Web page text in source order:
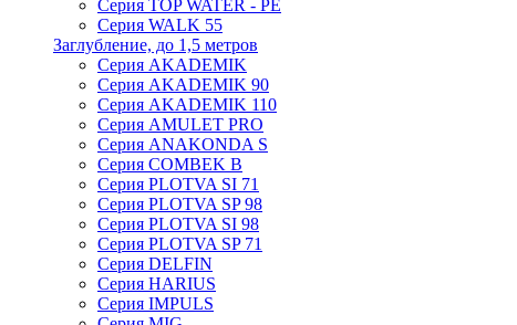
Серия TOP WATER - PE
Серия WALK 55
Заглубление, до 1,5 метров
Серия AKADEMIK
Серия AKADEMIK 90
Серия AKADEMIK 110
Серия AMULET PRO
Серия ANAKONDA S
Серия COMBEK B
Серия PLOTVA SI 71
Серия PLOTVA SP 98
Серия PLOTVA SI 98
Серия PLOTVA SP 71
Серия DELFIN
Серия HARIUS
Серия IMPULS